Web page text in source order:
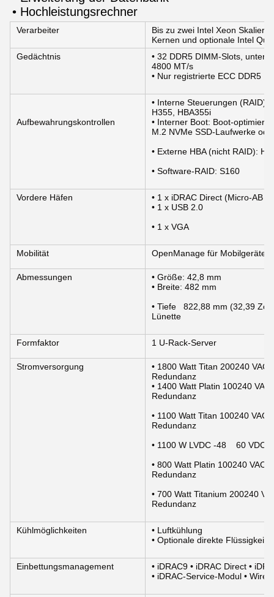
• Hochleistungsrechner
Verarbeiter
Bis zu zwei Intel Xeon
Kernen und optionale Intel
Gedächtnis
• 32 DDR5 DIMM-Slots,
4800 MT/s
• Nur registrierte ECC DDR5
Aufbewahrungskontrollen
• Interne Steuerungen (RAID):
H355, HBA355i
• Interner Boot: Boot-
M.2 NVMe SSD-Laufwerke
• Externe HBA (nicht RAID):
• Software-RAID: S160
Vordere Häfen
• 1 x iDRAC Direct (Micro-AB
• 1 x USB 2.0
• 1 x VGA
Mobilität OpenManage für Mobilgeräte
Abmessungen
• Größe: 42,8 mm
• Breite: 482 mm
• Tiefe   822,88 mm (32,39
Lünette
Formfaktor 1 U-Rack-Server
Stromversorgung
• 1800 Watt Titan 200­240
Redundanz
• 1400 Watt Platin 100­240
Redundanz
• 1100 Watt Titan 100­240
Redundanz
• 1100 W LVDC -48    60
• 800 Watt Platin 100­240 VAC
Redundanz
• 700 Watt Titanium 200­240
Redundanz
Kühlmöglichkeiten
• Luftkühlung
• Optionale direkte
Einbettungsmanagement
• iDRAC9 • iDRAC Direct •
• iDRAC-Service-Modul •